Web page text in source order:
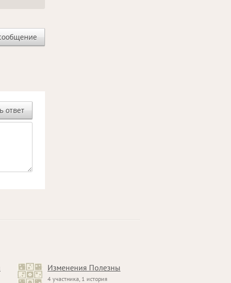
ответ
Изменения Полезны
4 участника, 1 история